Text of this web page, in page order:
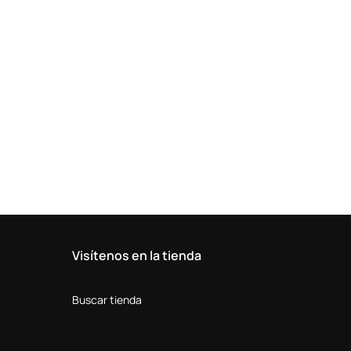
Visítenos en la tienda
Buscar tienda